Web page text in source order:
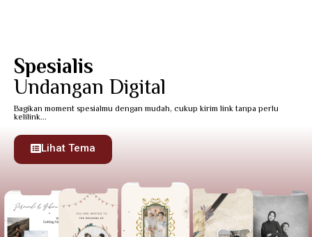
Spesialis
Undangan Digital
Bagikan moment spesialmu dengan mudah, cukup kirim link tanpa perlu
kelilink...
Lihat Tema